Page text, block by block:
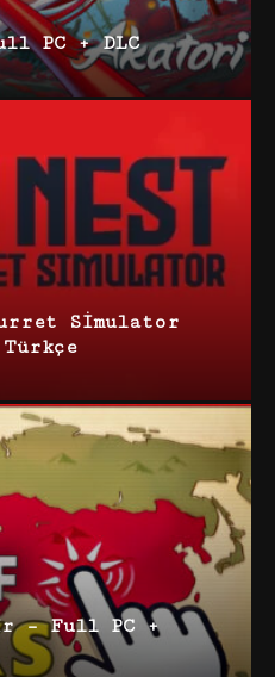
PC + DLC
Simulator
– Full PC +